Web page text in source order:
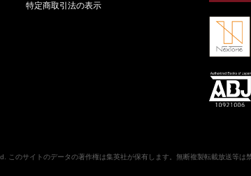
特定商取引法の表示
このサイトのデータの著作権は集英社が保有します。無断複製転載放送等は